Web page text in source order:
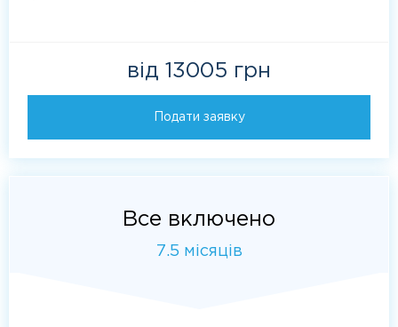
від 13005 грн
Подати заявку
Все включено
7.5 місяців